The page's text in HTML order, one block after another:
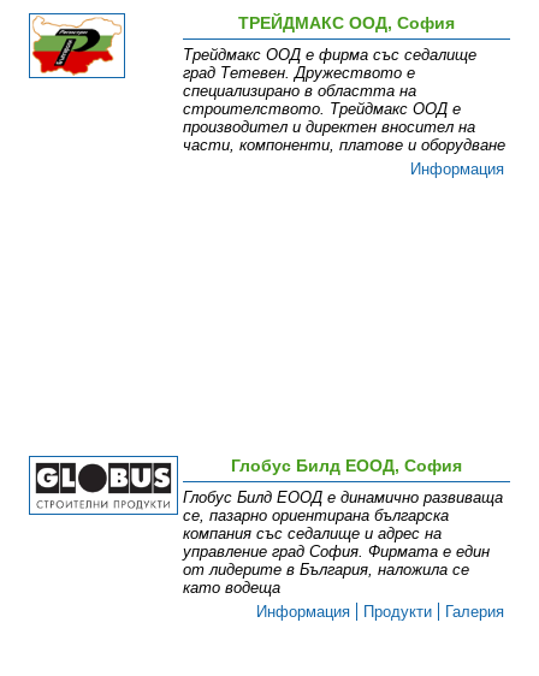
ТРЕЙДМАКС ООД, София
Трейдмакс ООД е фирма със седалище
град Тетевен. Дружеството е
специализирано в областта на
строителството. Трейдмакс ООД е
производител и директен вносител на
части, компоненти, платове и оборудване
Информация
Глобус Билд ЕООД, София
Глобус Билд ЕООД е динамично развиваща
се, пазарно ориентирана българска
компания със седалище и адрес на
управление град София. Фирмата е един
от лидерите в България, наложила се
като водеща
Информация
Продукти Галерия